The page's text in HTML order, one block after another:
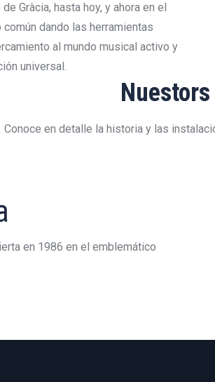
Gràcia, hasta hoy, y ahora en el
dando las herramientas
al mundo musical activo y
universal.
Conoce en detalle la historia y las
en 1986 en el emblemático